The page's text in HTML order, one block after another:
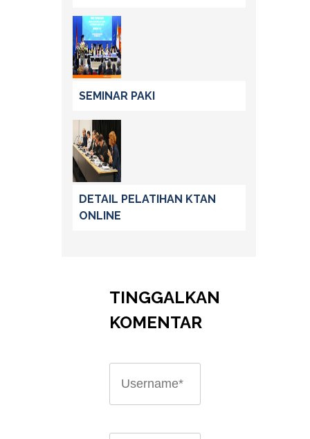
SEMINAR PAKI
DETAIL PELATIHAN KTAN
ONLINE
TINGGALKAN
KOMENTAR